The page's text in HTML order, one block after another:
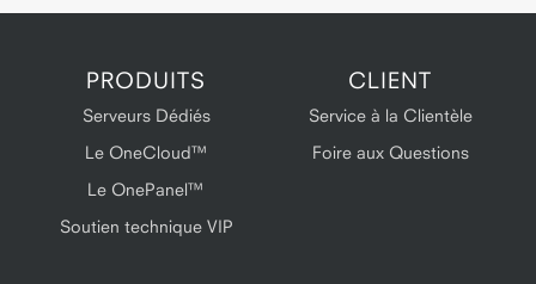
PRODUITS
Serveurs Dédiés
Le OneCloud™
Le OnePanel™
Soutien technique VIP
CLIENT
Service à la Clientèle
Foire aux Questions